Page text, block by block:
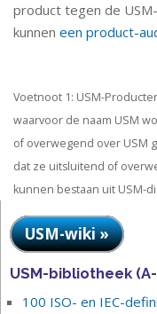
product tegen de
kunnen een product-
Voetnoot 1: USM-
waarvoor de naam USM
of overwegend over USM
dat ze uitsluitend of
kunnen bestaan uit USM-
USM-wiki »
USM-bibliotheek
100 ISO- en IEC-